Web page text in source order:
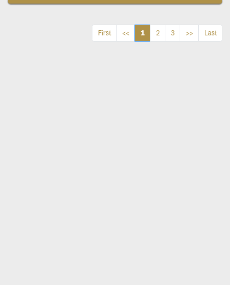
First << 1 2 3 >> Last